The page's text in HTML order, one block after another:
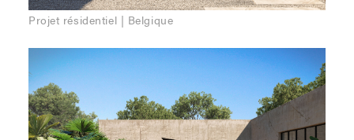
Projet résidentiel | Belgique